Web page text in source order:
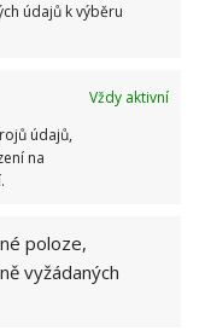
údajů k výběru
Vždy aktivní
údajů,
na
poloze,
vyžádaných
realitě za